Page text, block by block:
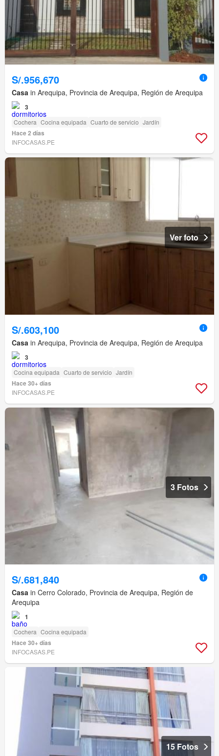
S/.956,670
Casa in Arequipa, Provincia de Arequipa, Región de Arequipa
3
Cochera Cocina equipada Cuarto de servicio Jardín
Hace 2 días
INFOCASAS.PE
Ver foto
S/.603,100
Casa in Arequipa, Provincia de Arequipa, Región de Arequipa
3
Cocina equipada Cuarto de servicio Jardín
Hace 30+ días
INFOCASAS.PE
3 Fotos
S/.681,840
Casa in Cerro Colorado, Provincia de Arequipa, Región de
Arequipa
1
Cochera Cocina equipada
Hace 30+ días
INFOCASAS.PE
15 Fotos